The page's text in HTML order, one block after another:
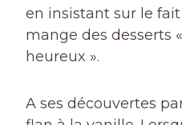
en insistant sur le fait
mange des desserts
heureux ».
A ses découvertes